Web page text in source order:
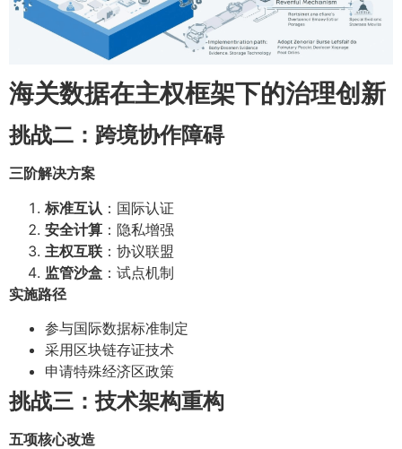
海关数据在主权框架下的治理创新
挑战二：跨境协作障碍
三阶解决方案
标准互认 ：国际认证
安全计算 ：隐私增强
主权互联 ：协议联盟
监管沙盒 ：试点机制
实施路径
参与国际数据标准制定
采用区块链存证技术
申请特殊经济区政策
挑战三：技术架构重构
五项核心改造